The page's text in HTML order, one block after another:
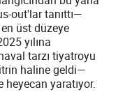
out'lar tanıttı—
üst düzeye
yılına
tarzı tiyatroyu
haline geldi—
yaratıyor.